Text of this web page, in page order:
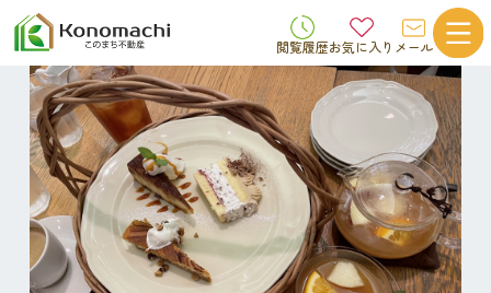
閲覧履歴お気に入り メール